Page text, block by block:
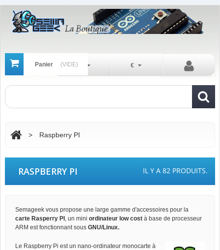
Panier (VIDE) €
Fr
> Raspberry PI
RASPBERRY PI IL Y A 82 PRODUITS.
Semageek vous propose une large gamme d'accessoires pour la
carte Rasperry PI , un miniordinateur low cost à base de processeur
ARM est fonctionnant sousGNU/Linux.
Le Raspberry Pi est un nano-ordinateur monocarte à